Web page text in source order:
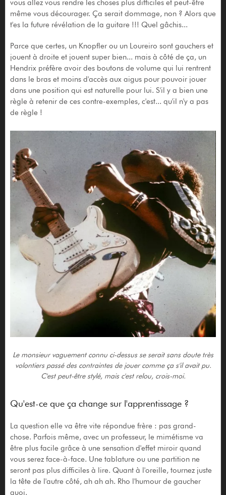
vous allez vous rendre les choses plus difficiles et peut-être
même vous décourager. Ça serait dommage, non ? Alors que
t'es la future révélation de la guitare !!! Quel gâchis...
Parce que certes, un Knopfler ou un Loureiro sont gauchers et
jouent à droite et jouent super bien... mais à côté de ça, un
Hendrix préfère avoir des boutons de volume qui lui rentrent
dans le bras et moins d'accès aux aigus pour pouvoir jouer
dans une position qui est naturelle pour lui. S'il y a bien une
règle à retenir de ces contre-exemples, c'est... qu'il n'y a pas
de règle !
Le monsieur vaguement connu ci-dessus se serait sans doute très
volontiers passé des contraintes de jouer comme ça s'il avait pu.
C'est peut-être stylé, mais c'est relou, crois-moi.
Qu'est-ce que ça change sur l'apprentissage ?
La question elle va être vite répondue frère : pas grand-
chose. Parfois même, avec un professeur, le mimétisme va
être plus facile grâce à une sensation d'effet miroir quand
vous serez face-à-face. Une tablature ou une partition ne
seront pas plus difficiles à lire. Quant à l'oreille, tournez juste
la tête de l'autre côté, ah ah ah. Rho l'humour de gaucher
quoi.